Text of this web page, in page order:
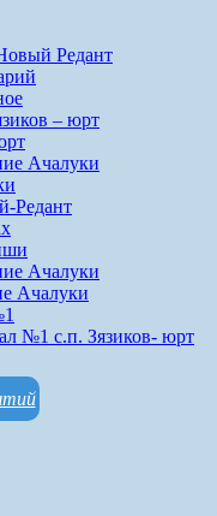
Редант
– юрт
Ачалуки
Редант
Ачалуки
Ачалуки
№1 с.п. Зязиков- юрт